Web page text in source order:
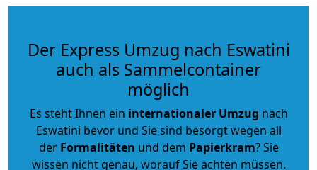
Der Express Umzug nach Eswatini
auch als Sammelcontainer
möglich
Es steht Ihnen ein internationaler Umzug nach
Eswatini bevor und Sie sind besorgt wegen all
der Formalitäten und dem Papierkram? Sie
wissen nicht genau, worauf Sie achten müssen.